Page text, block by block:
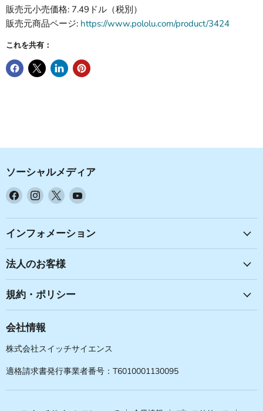
販売元小売価格: 7.49ドル（税別）
販売元商品ページ: https://www.pololu.com/product/3424
これを共有：
ソーシャルメディア
Facebook
見
つ
て
く
さ
い
Instagram
見
つ
て
く
さ
い
X
見
つ
て
く
さ
い
YouTube
見
つ
い
インフォメーション
法人のお客様
規約・ポリシー
会社情報
株式会社スイッチサイエンス
適格請求書発行事業者番号：T6010001130095